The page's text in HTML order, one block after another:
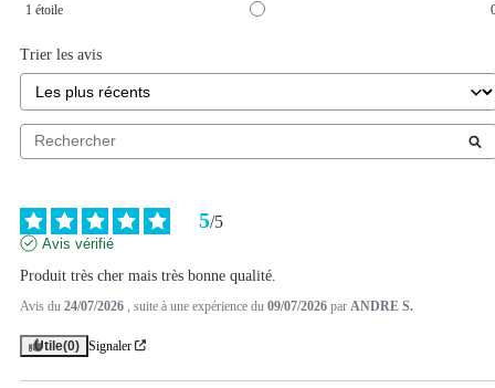
1 étoile
Trier les avis
5/5
Avis vérifié
Produit très cher mais très bonne qualité.
Avis du 24/07/2026 , suite à une expérience du 09/07/2026 par ANDRE S.
Utile(0) Signaler